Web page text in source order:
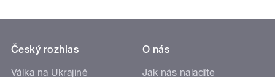
Český rozhlas
Válka na Ukrajině
O nás
Jak nás naladíte